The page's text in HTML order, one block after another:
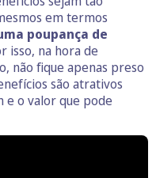
em termos
poupança de
isso, na hora de
não fique apenas preso
são atrativos
e o valor que pode